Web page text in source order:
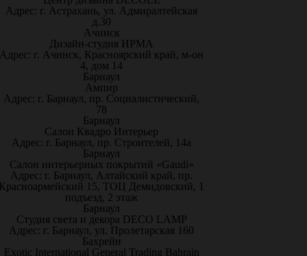
Адрес: г. Астрахань, ул. Адмиралтейская
д.30
Ачинск
Дизайн-студия ИРМА
Адрес: г. Ачинск, Красноярский край, м-он
4, дом 14
Барнаул
Ампир
Адрес: г. Барнаул, пр. Социалистический,
78
Барнаул
Салон Квадро Интерьер
Адрес: г. Барнаул, пр. Строителей, 14а
Барнаул
Салон интерьерных покрытий «Gaudi»
Адрес: г. Барнаул, Алтайский край, пр.
15, ТОЦ Демидовский, 1
подъезд, 2 этаж
Барнаул
Студия света и декора DECO LAMP
Адрес: г. Барнаул, ул. Пролетарская 160
Бахрейн
Exotic International General Trading Bahrain